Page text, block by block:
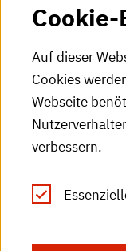
Auf dieser
Cookies
Webseite
verbessern.